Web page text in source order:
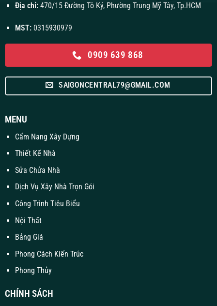
Địa chỉ:470/15 Đường Tô Ký, Phường Trung Mỹ Tây, Tp.HCM
MST: 0315930979
0909 639 868
SAIGONCENTRAL79@GMAIL.COM
MENU
Cẩm Nang Xây Dựng
Thiết Kế Nhà
Sửa Chửa Nhà
Dịch Vụ Xây Nhà Trọn Gói
Công Trình Tiêu Biểu
Nội Thất
Bảng Giá
Phong Cách Kiến Trúc
Phong Thủy
CHÍNH SÁCH